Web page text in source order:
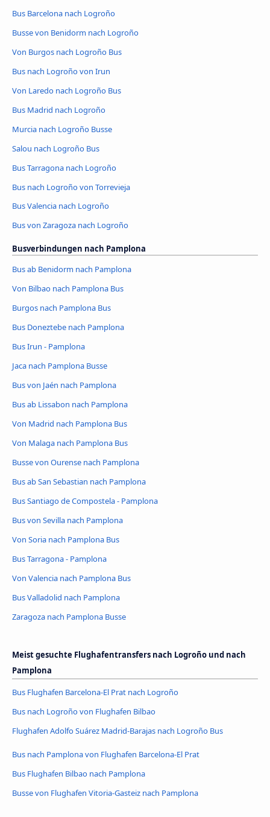
Bus Barcelona nach Logroño
Busse von Benidorm nach Logroño
Von Burgos nach Logroño Bus
Bus nach Logroño von Irun
Von Laredo nach Logroño Bus
Bus Madrid nach Logroño
Murcia nach Logroño Busse
Salou nach Logroño Bus
Bus Tarragona nach Logroño
Bus nach Logroño von Torrevieja
Bus Valencia nach Logroño
Bus von Zaragoza nach Logroño
Busverbindungen nach Pamplona
Bus ab Benidorm nach Pamplona
Von Bilbao nach Pamplona Bus
Burgos nach Pamplona Bus
Bus Doneztebe nach Pamplona
Bus Irun - Pamplona
Jaca nach Pamplona Busse
Bus von Jaén nach Pamplona
Bus ab Lissabon nach Pamplona
Von Madrid nach Pamplona Bus
Von Malaga nach Pamplona Bus
Busse von Ourense nach Pamplona
Bus ab San Sebastian nach Pamplona
Bus Santiago de Compostela - Pamplona
Bus von Sevilla nach Pamplona
Von Soria nach Pamplona Bus
Bus Tarragona - Pamplona
Von Valencia nach Pamplona Bus
Bus Valladolid nach Pamplona
Zaragoza nach Pamplona Busse
Meist gesuchte Flughafentransfers nach Logroño und nach
Pamplona
Bus Flughafen Barcelona-El Prat nach Logroño
Bus nach Logroño von Flughafen Bilbao
Flughafen Adolfo Suárez Madrid-Barajas nach Logroño Bus
Bus nach Pamplona von Flughafen Barcelona-El Prat
Bus Flughafen Bilbao nach Pamplona
Busse von Flughafen Vitoria-Gasteiz nach Pamplona